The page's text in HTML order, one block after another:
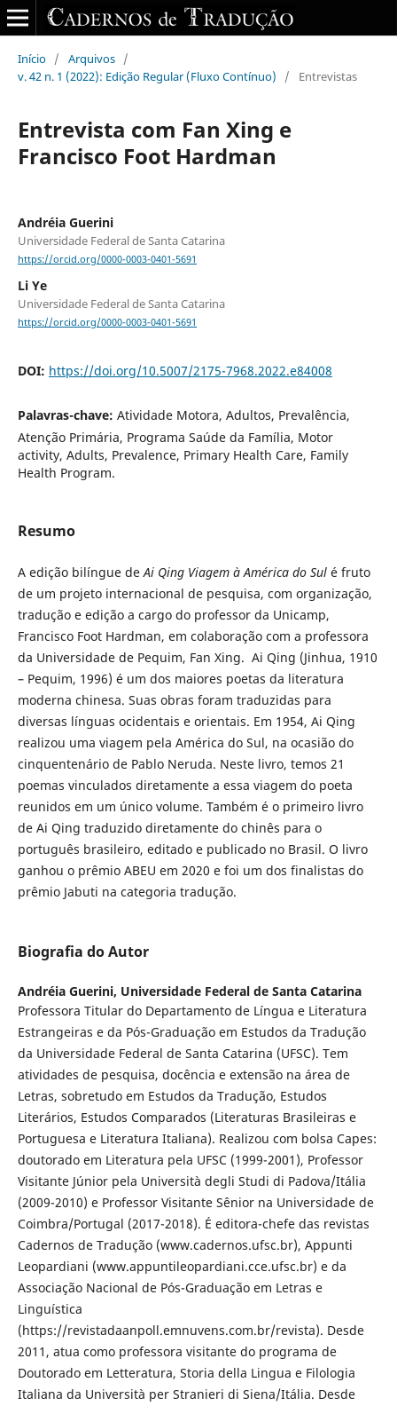
Início / Arquivos /
v. 42 n. 1 (2022): Edição Regular (Fluxo Contínuo)
/ Entrevistas
Entrevista com Fan Xing e
Francisco Foot Hardman
Andréia Guerini
Universidade Federal de Santa Catarina
https://orcid.org/0000-0003-0401-5691
Li Ye
Universidade Federal de Santa Catarina
https://orcid.org/0000-0003-0401-5691
DOI: https://doi.org/10.5007/2175-7968.2022.e84008
Palavras-chave: Atividade Motora, Adultos, Prevalência,
Atenção Primária, Programa Saúde da Família, Motor
activity, Adults, Prevalence, Primary Health Care, Family
Health Program.
Resumo
A edição bilíngue deAi Qing Viagem à América do Sulé fruto
de um projeto internacional de pesquisa, com organização,
tradução e edição a cargo do professor da Unicamp,
Francisco Foot Hardman, em colaboração com a professora
da Universidade de Pequim, Fan Xing. Ai Qing (Jinhua, 1910
– Pequim, 1996) é um dos maiores poetas da literatura
moderna chinesa. Suas obras foram traduzidas para
diversas línguas ocidentais e orientais. Em 1954, Ai Qing
realizou uma viagem pela América do Sul, na ocasião do
cinquentenário de Pablo Neruda. Neste livro, temos 21
poemas vinculados diretamente a essa viagem do poeta
reunidos em um único volume. Também é o primeiro livro
de Ai Qing traduzido diretamente do chinês para o
português brasileiro, editado e publicado no Brasil. O livro
ganhou o prêmio ABEU em 2020 e foi um dos finalistas do
prêmio Jabuti na categoria tradução.
Biografia do Autor
Andréia Guerini, Universidade Federal de Santa Catarina
Professora Titular do Departamento de Língua e Literatura
Estrangeiras e da Pós-Graduação em Estudos da Tradução
da Universidade Federal de Santa Catarina (UFSC). Tem
atividades de pesquisa, docência e extensão na área de
Letras, sobretudo em Estudos da Tradução, Estudos
Literários, Estudos Comparados (Literaturas Brasileiras e
Portuguesa e Literatura Italiana). Realizou com bolsa Capes:
doutorado em Literatura pela UFSC (1999-2001), Professor
Visitante Júnior pela Università degli Studi di Padova/Itália
(2009-2010) e Professor Visitante Sênior na Universidade de
Coimbra/Portugal (2017-2018). É editora-chefe das revistas
Cadernos de Tradução (www.cadernos.ufsc.br), Appunti
Leopardiani (www.appuntileopardiani.cce.ufsc.br) e da
Associação Nacional de Pós-Graduação em Letras e
Linguística
(https://revistadaanpoll.emnuvens.com.br/revista). Desde
2011, atua como professora visitante do programa de
Doutorado em Letteratura, Storia della Lingua e Filologia
Italiana da Università per Stranieri di Siena/Itália. Desde